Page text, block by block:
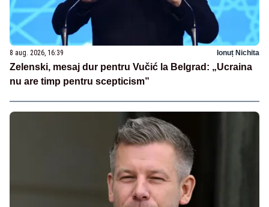
8 aug. 2026, 16:39 Ionuț Nichita
Zelenski, mesaj dur pentru Vučić la Belgrad: „Ucraina
nu are timp pentru scepticism”